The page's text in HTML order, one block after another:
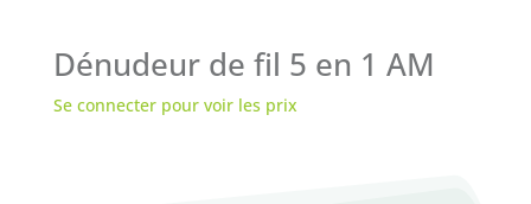
Dénudeur de fil 5 en 1 AM
Se connecter pour voir les prix